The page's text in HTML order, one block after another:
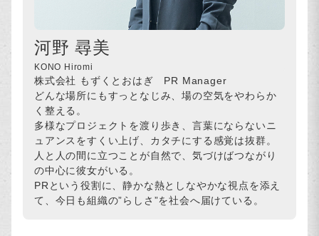
河野 尋美
KONO Hiromi
株式会社 もずくとおはぎ PR Manager
どんな場所にもすっとなじみ、場の空気をやわらか
く整える。
多様なプロジェクトを渡り歩き、言葉にならないニ
ュアンスをすくい上げ、カタチにする感覚は抜群。
人と人の間に立つことが自然で、気づけばつながり
の中心に彼女がいる。
PRという役割に、静かな熱としなやかな視点を添え
て、今日も組織の”らしさ”を社会へ届けている。